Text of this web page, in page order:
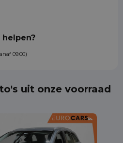
helpen?
09:00)
uit onze voorraad